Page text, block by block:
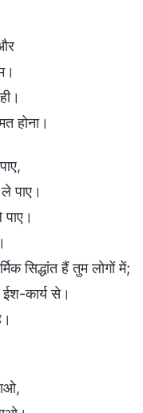
होना।
पाए।
सिद्धांत हैं तुम लोगों में;
ईश-कार्य से।